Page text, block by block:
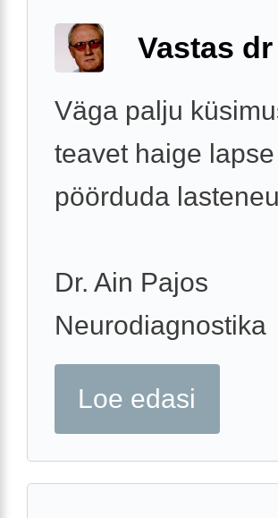
Vastas
Väga palju
teavet haige
pöörduda
Dr. Ain Pajos
Neurodiagnostika
Loe edasi